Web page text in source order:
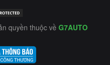
quyền thuộc về G7AUTO